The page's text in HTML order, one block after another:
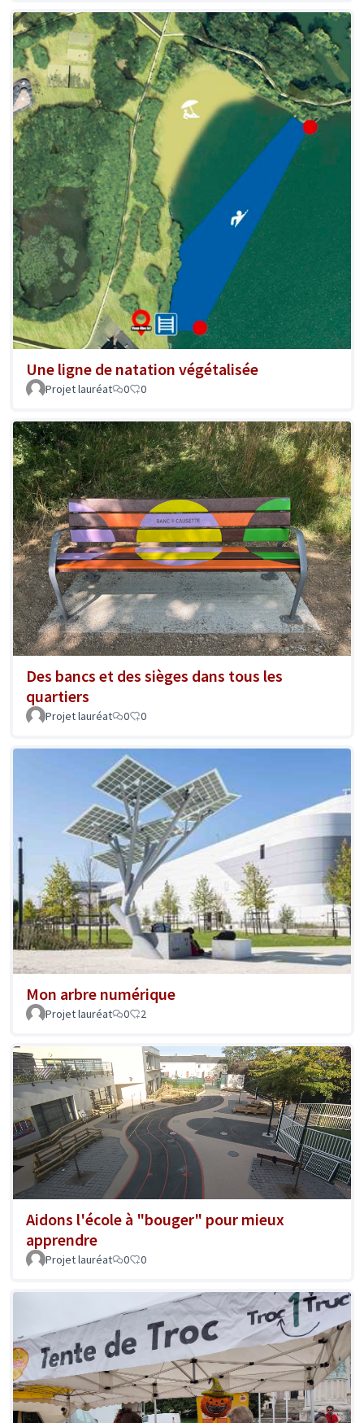
Une ligne de natation végétalisée
Projet lauréat 0 0
Des bancs et des sièges dans tous les
quartiers
Projet lauréat 0 0
Mon arbre numérique
Projet lauréat 0 2
Aidons l'école à "bouger" pour mieux
apprendre
Projet lauréat 0 0